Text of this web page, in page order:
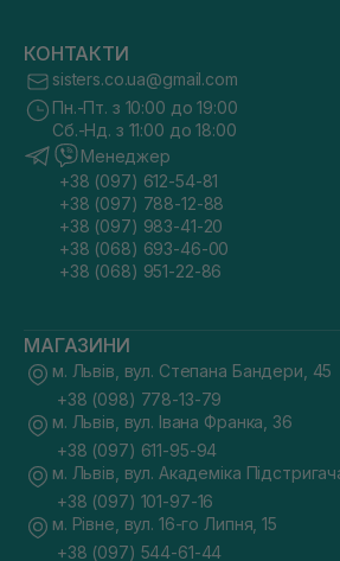
КОНТАКТИ
sisters.co.ua@gmail.com
Пн.-Пт. з 10:00 до 19:00
Сб.-Нд. з 11:00 до 18:00
Менеджер
+38 (097) 612-54-81
+38 (097) 788-12-88
+38 (097) 983-41-20
+38 (068) 693-46-00
+38 (068) 951-22-86
МАГАЗИНИ
м. Львів, вул. Степана Бандери, 45
+38 (098) 778-13-79
м. Львів, вул. Івана Франка, 36
+38 (097) 611-95-94
м. Львів, вул. Академіка
+38 (097) 101-97-16
м. Рівне, вул. 16-го Липня, 15
+38 (097) 544-61-44